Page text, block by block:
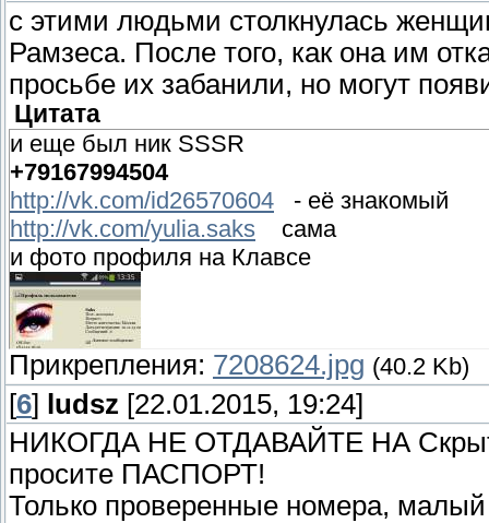
с этими людьми столкнулась
Рамзеса. После того, как она им
просьбе их забанили, но могут
Цитата
и еще был ник SSSR
+79167994504
http://vk.com/id26570604 - её знакомый
http://vk.com/yulia.saks сама
и фото профиля на Клавсе
Прикрепления: 7208624.jpg (40.2 Kb)
[6] ludsz [22.01.2015, 19:24]
НИКОГДА НЕ ОТДАВАЙТЕ НА
просите ПАСПОРТ!
Только проверенные номера,